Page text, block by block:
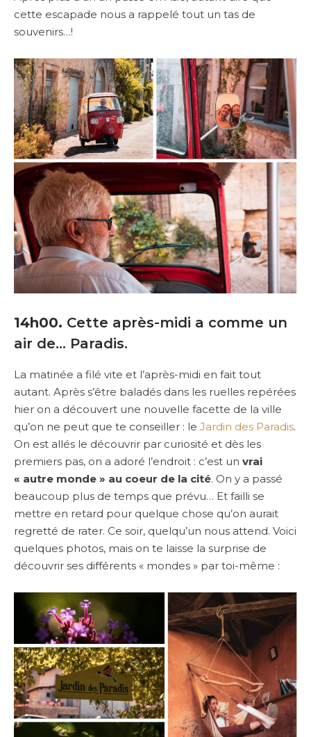
cette escapade nous a rappelé tout un tas de
souvenirs…!
14h00. Cette après-midi a comme un
air de… Paradis.
La matinée a filé vite et l’après-midi en fait tout
autant. Après s’être baladés dans les ruelles repérées
hier on a découvert une nouvelle facette de la ville
qu’on ne peut que te conseiller : le Jardin des Paradis.
On est allés le découvrir par curiosité et dès les
premiers pas, on a adoré l’endroit : c’est un vrai
« autre monde » au coeur de la cité. On y a passé
beaucoup plus de temps que prévu… Et failli se
mettre en retard pour quelque chose qu’on aurait
regretté de rater. Ce soir, quelqu’un nous attend. Voici
quelques photos, mais on te laisse la surprise de
découvrir ses différents « mondes » par toi-même :